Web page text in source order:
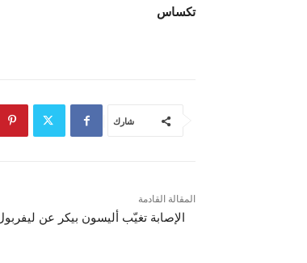
تكساس
شارك
المقالة القادمة
الإصابة تغيّب أليسون بيكر عن